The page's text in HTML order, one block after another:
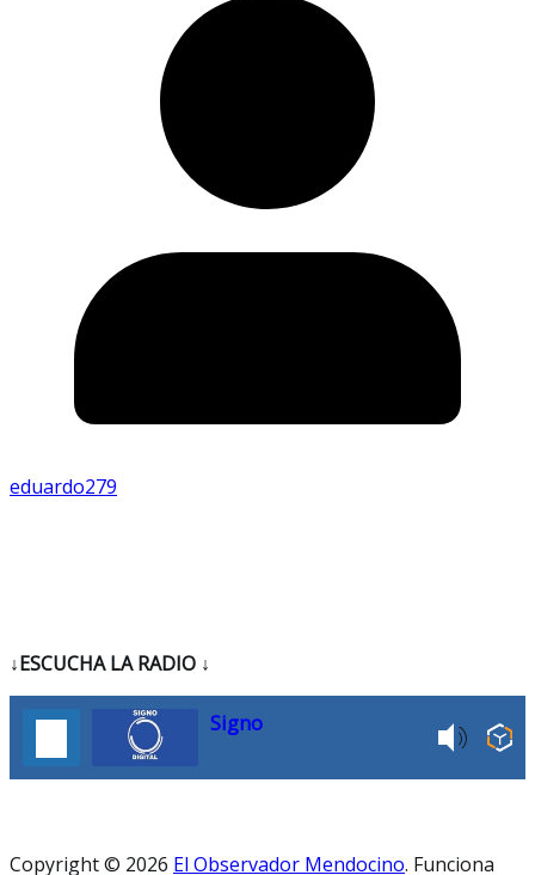
eduardo279
↓ESCUCHA LA RADIO ↓
Signo
Copyright © 2026 El Observador Mendocino. Funciona